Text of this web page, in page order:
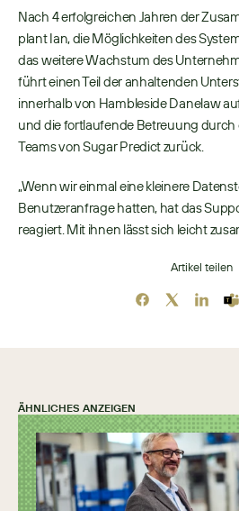
Nach 4 erfolgreichen Jahren der
plant Ian, die Möglichkeiten des
das weitere Wachstum des
führt einen Teil der anhaltenden
innerhalb von Hambleside Danelaw
und die fortlaufende Betreuung
Teams von Sugar Predict zurück.
„Wenn wir einmal eine kleinere
Benutzeranfrage hatten, hat das
reagiert. Mit ihnen lässt sich leicht
Artikel teilen
ÄHNLICHES ANZEIGEN